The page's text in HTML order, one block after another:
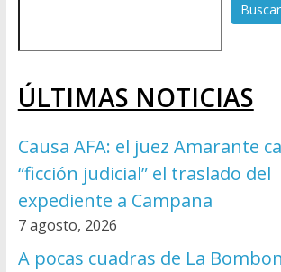
Buscar
ÚLTIMAS NOTICIAS
Causa AFA: el juez Amarante
“ficción judicial” el traslado del
expediente a Campana
7 agosto, 2026
A pocas cuadras de La